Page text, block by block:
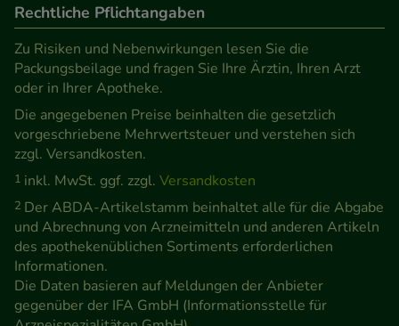
Medien übertragen werden.
Rechtliche Pflichtangaben
Zu Risiken und Nebenwirkungen lesen Sie die
Packungsbeilage und fragen Sie Ihre Ärztin, Ihren Arzt
oder in Ihrer Apotheke.
Die angegebenen Preise beinhalten die gesetzlich
vorgeschriebene Mehrwertsteuer und verstehen sich
zzgl. Versandkosten.
1 inkl. MwSt. ggf. zzgl. Versandkosten
2 Der ABDA-Artikelstamm beinhaltet alle für die Abgabe
und Abrechnung von Arzneimitteln und anderen Artikeln
des apothekenüblichen Sortiments erforderlichen
Informationen.
Die Daten basieren auf Meldungen der Anbieter
gegenüber der IFA GmbH (Informationsstelle für